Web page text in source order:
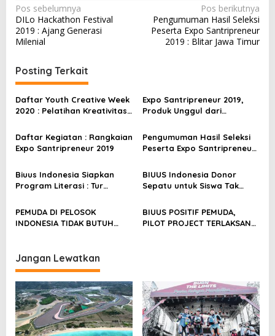
N
a
v
i
g
a
s
i
p
s
Pos sebelumnya
DILo Hackathon Festival
2019 : Ajang Generasi
Milenial
Pos berikutnya
Pengumuman Hasil Seleksi
Peserta Expo Santripreneur
2019 : Blitar Jawa Timur
Posting Terkait
Daftar Youth Creative Week
2020 : Pelatihan Kreativitas
Expo Santripreneur 2019,
Produk Unggul dari
Daftar Kegiatan : Rangkaian
Expo Santripreneur 2019
Pengumuman Hasil Seleksi
Peserta Expo Santripreneur
Biuus Indonesia Siapkan
Program Literasi : Tur
BIUUS Indonesia Donor
Sepatu untuk Siswa Tak
PEMUDA DI PELOSOK
INDONESIA TIDAK BUTUH
BIUUS POSITIF PEMUDA,
PILOT PROJECT TERLAKSANA
Jangan Lewatkan